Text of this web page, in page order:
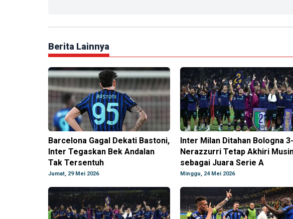
Berita Lainnya
Barcelona Gagal Dekati Bastoni,
Inter Tegaskan Bek Andalan
Tak Tersentuh
Jumat, 29 Mei 2026
Inter Milan Ditahan Bologna
Nerazzurri Tetap Akhiri
sebagai Juara Serie A
Minggu, 24 Mei 2026